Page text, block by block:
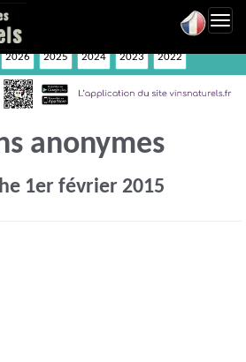
2026 2025 2024 2023 2022
anonymes
1er février 2015